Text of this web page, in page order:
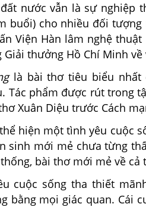
nước vẫn là sự nghiệp
buổi) cho nhiều đối
Viện Hàn lâm nghệ
Giải thưởng Hồ Chí Minh
là bài thơ tiêu biểu nhất
Tác phẩm được rút trong
Xuân Diệu trước Cách
hiện một tình yêu cuộc
sinh mới mẻ chưa từng
bài thơ mới mẻ về
cuộc sống tha thiết
bằng mọi giác quan. Cái